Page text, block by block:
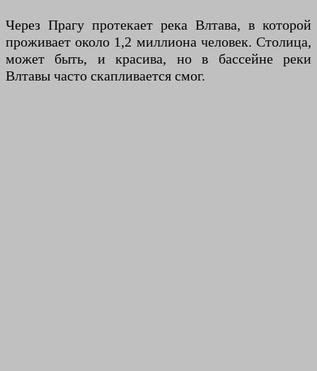
Через Прагу протекает река Влтава, в которой
проживает около 1,2 миллиона человек. Столица,
может быть, и красива, но в бассейне реки
Влтавы часто скапливается смог.